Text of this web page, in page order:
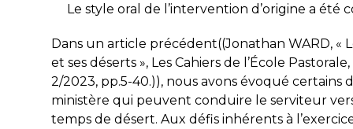
Le style oral de l’intervention d’origine a été
Dans un article précédent((Jonathan WARD, «
et ses déserts », Les Cahiers de l’École Pastorale
2/2023, pp.5-40.)), nous avons évoqué certains
ministère qui peuvent conduire le serviteur
temps de désert. Aux défis inhérents à